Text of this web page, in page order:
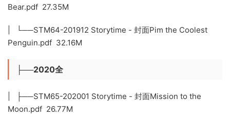
Bear.pdf 27.35M
| └──STM64-201912 Storytime - 封面Pim the Coolest
Penguin.pdf 32.16M
├──2020全
| ├──STM65-202001 Storytime - 封面Mission to the
Moon.pdf 26.77M